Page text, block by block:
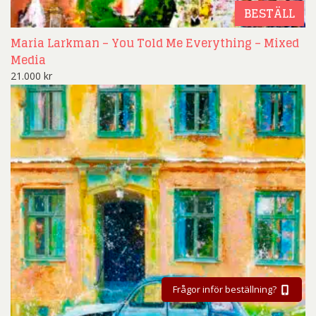
BESTÄLL
Maria Larkman – You Told Me Everything – Mixed
Media
21.000 kr
Frågor inför beställning?